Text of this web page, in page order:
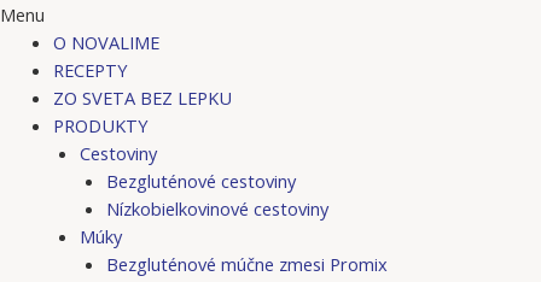
Menu
O NOVALIME
RECEPTY
ZO SVETA BEZ LEPKU
PRODUKTY
Cestoviny
Bezgluténové cestoviny
Nízkobielkovinové cestoviny
Múky
Bezgluténové múčne zmesi Promix